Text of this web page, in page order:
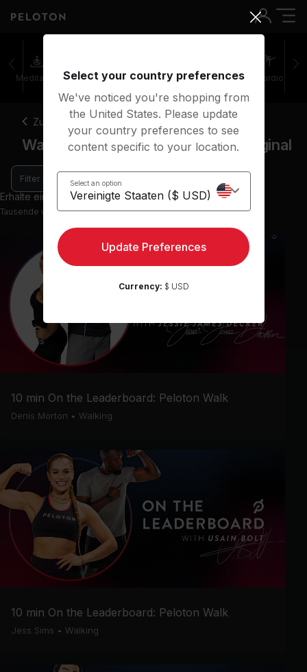
Meditation Stretching Walking Outdoor Cardio
Zurück
Walking-Kurse Peloton Studio Original
Filter
Erhalte einen Einblick mit 3 Vorschau-Kursen
Tausende weitere Kurse in der App verfügbar
10 min On the Leaderboard: Peloton Walk
Denis Morton • Walking
10 min On the Leaderboard: Peloton Walk
Jess Sims • Walking
Select your country preferences
We've noticed you're shopping from
the United States. Please update
your country preferences to see
content specific to your location.
Select an option
Update Preferences
Currency: $ USD